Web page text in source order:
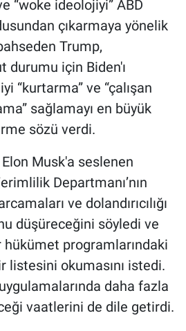
“woke ideolojiyi” ABD
çıkarmaya yönelik
Trump,
durumu için Biden'ı
“kurtarma” ve “çalışan
sağlamayı en büyük
sözü verdi.
Musk'a seslenen
Departmanı’nın
ve dolandırıcılığı
düşüreceğini söyledi ve
hükümet programlarındaki
listesini okumasını istedi.
daha fazla
vaatlerini de dile getirdi.